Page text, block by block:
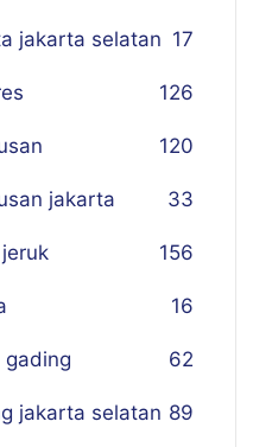
jakarta selatan 17
126
120
jakarta 33
156
16
gading 62
jakarta selatan 89